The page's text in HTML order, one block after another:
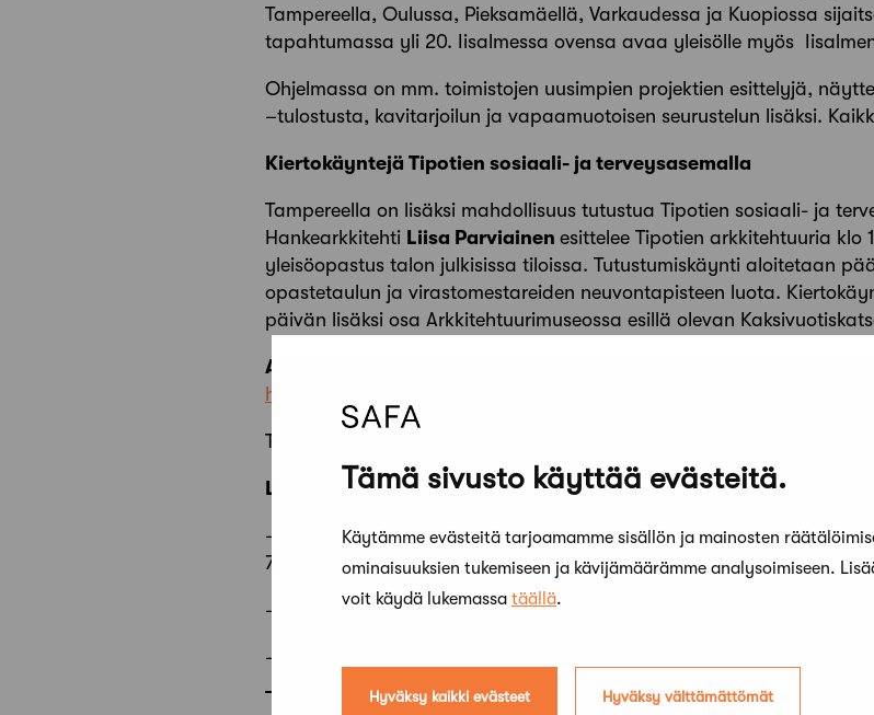
Tämä sivusto käyttää evästeitä.
Käytämme evästeitä tarjoamamme sisällön ja mainosten
ominaisuuksien tukemiseen ja kävijämäärämme analysoimiseen.
voit käydä lukemassa täällä.
Hyväksy kaikki evästeet Hyväksy välttämättömät
Tampereella, Oulussa, Pieksamäellä, Varkaudessa ja Kuopiossa
tapahtumassa yli 20. Iisalmessa ovensa avaa yleisölle myös
Ohjelmassa on mm. toimistojen uusimpien projektien esittelyjä,
–tulostusta, kavitarjoilun ja vapaamuotoisen seurustelun lisäksi.
Kiertokäyntejä Tipotien sosiaali- ja terveysasemalla
Tampereella on lisäksi mahdollisuus tutustua Tipotien sosiaali- ja
Hankearkkitehti Liisa Parviainen esittelee Tipotien arkkitehtuuria klo
yleisöopastus talon julkisissa tiloissa. Tutustumiskäynti aloitetaan
opastetaulun ja virastomestareiden neuvontapisteen luota.
päivän lisäksi osa Arkkitehtuurimuseossa esillä olevan
AVOIMET OVET -kohteet aukioloaikoineen ja toimistokohtaisine
https://drive.google.com/
Tervetuloa tutustumaan arkkitehteihin ja arkkitehtuuriin!
Lisätietoja:
– AVOIMET OVET –tapahtuma: Tampere Eeva Korhonen, p. 040
762 6768 / Savo 044 790 6056
– Tapahtuma Facebookissa: https://www.facebook.com/events/
– Kaksivuotiskatsaus: